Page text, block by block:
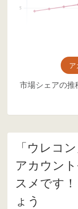
ア
市場シェアの
「ウレコ
アカウン
スメです
ょう